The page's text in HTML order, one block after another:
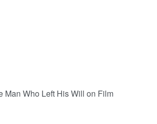
Man Who Left His Will on Film